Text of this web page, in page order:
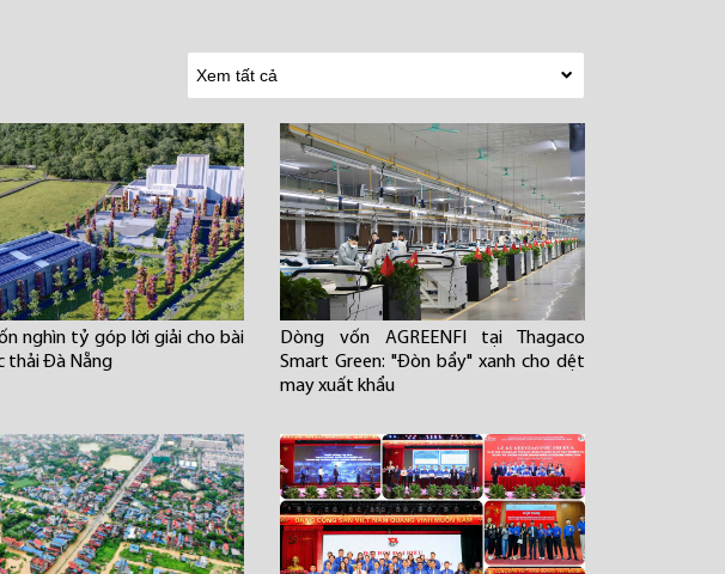
nghìn tỷ góp lời giải cho bài
thải Đà Nẵng
Dòng vốn AGREENFI tại Thagaco
Smart Green: "Đòn bẩy" xanh cho dệt
may xuất khẩu